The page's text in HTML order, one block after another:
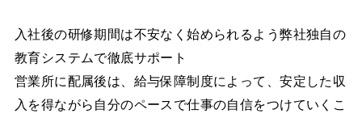
入社後の研修期間は不安なく始められるよう弊社独自の
教育システムで徹底サポート
営業所に配属後は、給与保障制度によって、安定した収
入を得ながら自分のペースで仕事の自信をつけていくこ